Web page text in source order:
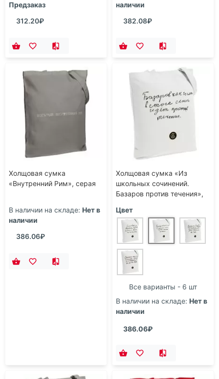
Предзаказ
312.20₽
наличии
382.08₽
Холщовая сумка
«Внутренний Рим», серая
В наличии на складе: Нет в
наличии
386.06₽
Холщовая сумка «Из
школьных сочинений.
Базаров против течения»,
Цвет
Все варианты - 6 шт
В наличии на складе: Нет в
наличии
386.06₽